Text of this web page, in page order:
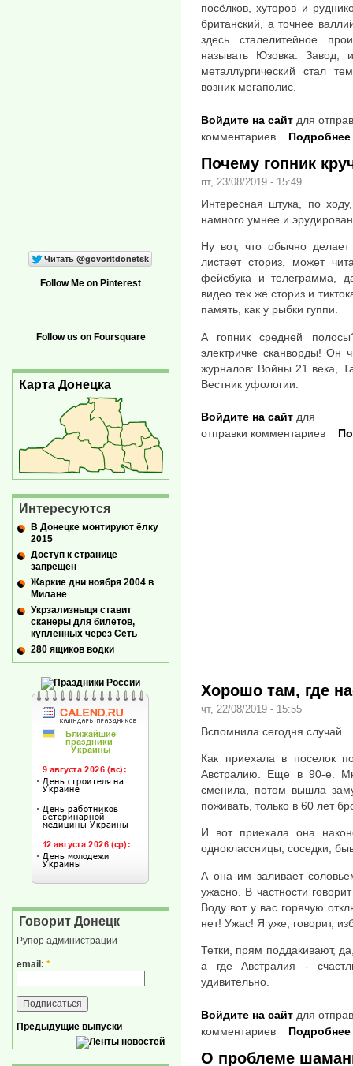
посёлков, хуторов и
британский, а точнее
здесь сталелитейное
называть Юзовка. Завод,
металлургический стал
возник мегаполис.
Войдите на сайт для
комментариев
Подробнее
Почему гопник
пт, 23/08/2019 - 15:49
Интересная штука, по
намного умнее и
Ну вот, что обычно делает
листает сториз, может
фейсбука и телеграмма,
видео тех же сториз и
память, как у рыбки гуппи.
А гопник средней
электричке сканворды! Он
журналов: Войны 21 века,
Вестник уфологии.
Войдите на сайт для
отправки комментариев
Хорошо там, где
чт, 22/08/2019 - 15:55
Вспомнила сегодня случай.
Как приехала в поселок
Австралию. Еще в 90-е.
сменила, потом вышла
поживать, только в 60 лет
И вот приехала она
одноклассницы, соседки,
А она им заливает
ужасно. В частности
Воду вот у вас горячую
нет! Ужас! Я уже, говорит,
Тетки, прям поддакивают,
а где Австралия -
удивительно.
Войдите на сайт для
комментариев
Подробнее
О проблеме
Follow Me on Pinterest
Follow us on Foursquare
Карта Донецка
Интересуются
В Донецке монтируют ёлку
2015
Доступ к странице
запрещён
Жаркие дни ноября 2004 в
Милане
Укрзализныця ставит
сканеры для билетов,
купленных через Сеть
280 ящиков водки
Говорит Донецк
Рупор администрации
email: *
Предыдущие выпуски